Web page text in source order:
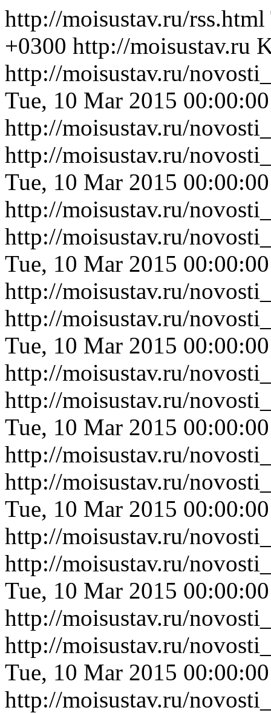
http://moisustav.ru/rss.html
+0300 http://moisustav.ru
http://moisustav.ru/
Tue, 10 Mar 2015
http://moisustav.ru/
http://moisustav.ru/
Tue, 10 Mar 2015
http://moisustav.ru/
http://moisustav.ru/
Tue, 10 Mar 2015
http://moisustav.ru/
http://moisustav.ru/
Tue, 10 Mar 2015
http://moisustav.ru/
http://moisustav.ru/
Tue, 10 Mar 2015
http://moisustav.ru/
http://moisustav.ru/
Tue, 10 Mar 2015
http://moisustav.ru/
http://moisustav.ru/
Tue, 10 Mar 2015
http://moisustav.ru/
http://moisustav.ru/
Tue, 10 Mar 2015
http://moisustav.ru/